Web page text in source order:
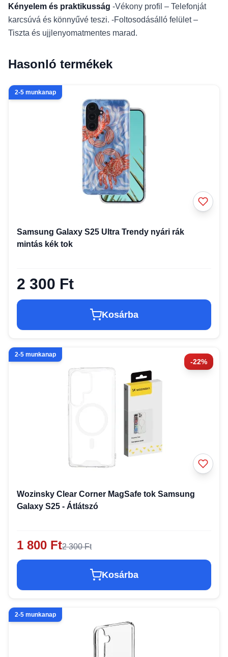
Kényelem és praktikusság -Vékony profil – Telefonját
karcsúvá és könnyűvé teszi. -Foltosodásálló felület –
Tiszta és ujjlenyomatmentes marad.
Hasonló termékek
2-5 munkanap
Samsung Galaxy S25 Ultra Trendy nyári rák
mintás kék tok
2 300 Ft
Kosárba
-22%
2-5 munkanap
Wozinsky Clear Corner MagSafe tok Samsung
Galaxy S25 - Átlátszó
1 800 Ft2 300 Ft
Kosárba
2-5 munkanap